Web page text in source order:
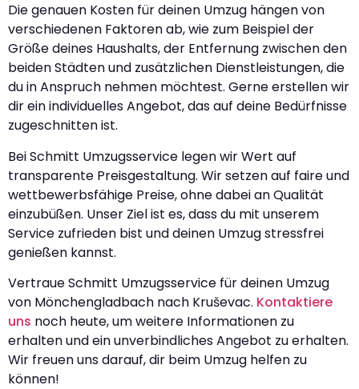
Die genauen Kosten für deinen Umzug hängen von
verschiedenen Faktoren ab, wie zum Beispiel der
Größe deines Haushalts, der Entfernung zwischen den
beiden Städten und zusätzlichen Dienstleistungen, die
du in Anspruch nehmen möchtest. Gerne erstellen wir
dir ein individuelles Angebot, das auf deine Bedürfnisse
zugeschnitten ist.
Bei Schmitt Umzugsservice legen wir Wert auf
transparente Preisgestaltung. Wir setzen auf faire und
wettbewerbsfähige Preise, ohne dabei an Qualität
einzubüßen. Unser Ziel ist es, dass du mit unserem
Service zufrieden bist und deinen Umzug stressfrei
genießen kannst.
Vertraue Schmitt Umzugsservice für deinen Umzug
von Mönchengladbach nach Kruševac. Kontaktiere
uns noch heute, um weitere Informationen zu
erhalten und ein unverbindliches Angebot zu erhalten.
Wir freuen uns darauf, dir beim Umzug helfen zu
können!